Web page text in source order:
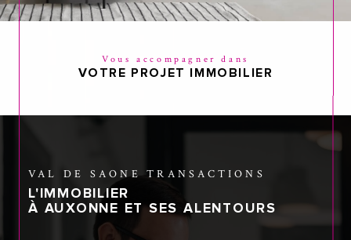
Vous accompagner dans
VOTRE PROJET IMMOBILIER
VAL DE SAONE TRANSACTIONS
L'IMMOBILIER
À AUXONNE ET SES ALENTOURS